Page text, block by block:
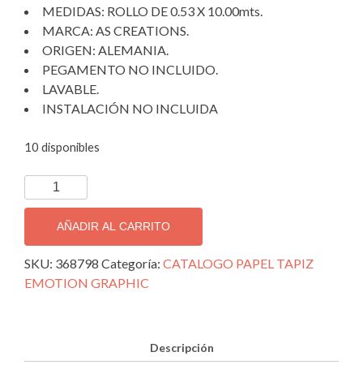
MEDIDAS: ROLLO DE 0.53 X 10.00mts.
MARCA: AS CREATIONS.
ORIGEN: ALEMANIA.
PEGAMENTO NO INCLUIDO.
LAVABLE.
INSTALACIÓN NO INCLUIDA
10 disponibles
TAPIZ
DECORATIVO
EMOTION
GRAPHIC
368798.
cantidad
AÑADIR AL CARRITO
SKU: 368798 Categoría: CATALOGO PAPEL TAPIZ
EMOTION GRAPHIC
Descripción